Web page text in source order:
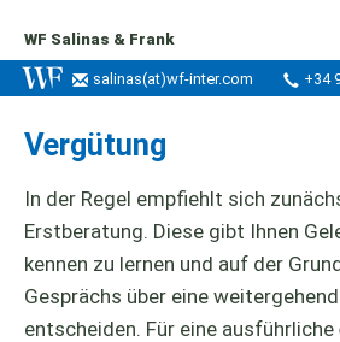
WF Salinas & Frank
salinas(at)wf-inter.com +34
Vergütung
In der Regel empfiehlt sich
Erstberatung. Diese gibt Ihnen
kennen zu lernen und auf der
Gesprächs über eine
entscheiden. Für eine ausführliche